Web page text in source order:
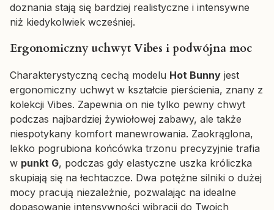
doznania stają się bardziej realistyczne i intensywne
niż kiedykolwiek wcześniej.
Ergonomiczny uchwyt Vibes i podwójna moc
Charakterystyczną cechą modelu Hot Bunny jest
ergonomiczny uchwyt w kształcie pierścienia, znany z
kolekcji Vibes. Zapewnia on nie tylko pewny chwyt
podczas najbardziej żywiołowej zabawy, ale także
niespotykany komfort manewrowania. Zaokrąglona,
lekko pogrubiona końcówka trzonu precyzyjnie trafia
w punkt G, podczas gdy elastyczne uszka króliczka
skupiają się na łechtaczce. Dwa potężne silniki o dużej
mocy pracują niezależnie, pozwalając na idealne
dopasowanie intensywności wibracji do Twoich